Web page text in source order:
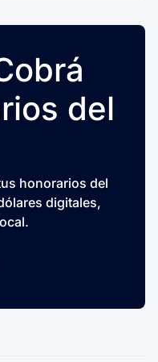
del
honorarios del
digitales,